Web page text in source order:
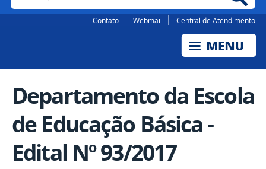
Contato Webmail Central de Atendimento
Departamento da Escola
de Educação Básica -
Edital Nº 93/2017